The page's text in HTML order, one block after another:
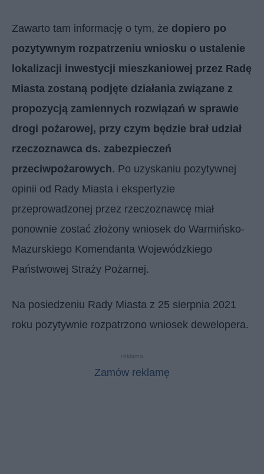
Zawarto tam informację o tym, że dopiero po
pozytywnym rozpatrzeniu wniosku o ustalenie
lokalizacji inwestycji mieszkaniowej przez Radę
Miasta zostaną podjęte działania związane z
propozycją zamiennych rozwiązań w sprawie
drogi pożarowej, przy czym będzie brał udział
rzeczoznawca ds. zabezpieczeń
przeciwpożarowych. Po uzyskaniu pozytywnej
opinii od Rady Miasta i ekspertyzie
przeprowadzonej przez rzeczoznawcę miał
ponownie zostać złożony wniosek do Warmińsko-
Mazurskiego Komendanta Wojewódzkiego
Państwowej Straży Pożarnej.
Na posiedzeniu Rady Miasta z 25 sierpnia 2021
roku pozytywnie rozpatrzono wniosek dewelopera.
reklama
Zamów reklamę